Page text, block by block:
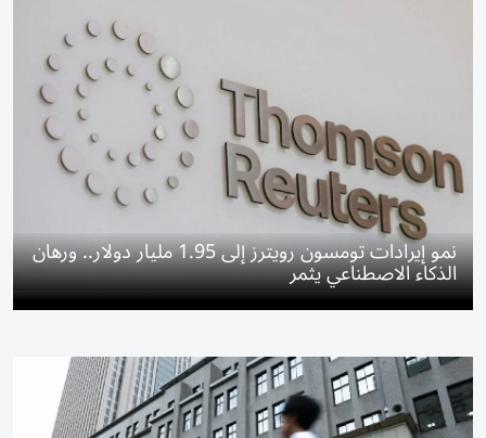
نمو إيرادات تومسون رويترز إلى 1.95 مليار دولار.. ورهان
الذكاء الاصطناعي يثمر